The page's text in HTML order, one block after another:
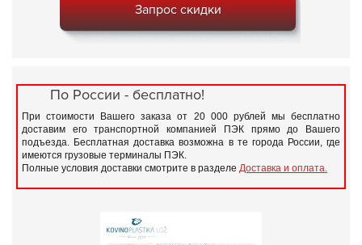
Запрос скидки
По России - бесплатно!
При стоимости Вашего заказа от 20 000 рублей мы бесплатно
доставим его транспортной компанией ПЭК прямо до Вашего
подъезда. Бесплатная доставка возможна в те города России, где
имеются грузовые терминалы ПЭК.
Полные условия доставки смотрите в разделе Доставка и оплата.